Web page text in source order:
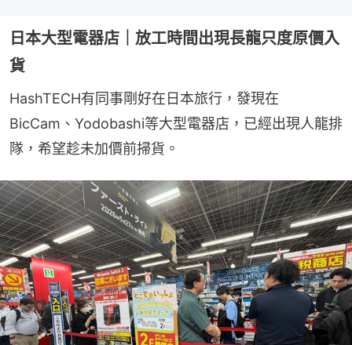
日本大型電器店｜放工時間出現長龍只度原價入
貨
HashTECH有同事剛好在日本旅行，發現在
BicCam、Yodobashi等大型電器店，已經出現人龍排
隊，希望趁未加價前掃貨。